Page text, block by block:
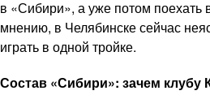
в «Сибири», а уже потом поехать
мнению, в Челябинске сейчас
играть в одной тройке.
Состав «Сибири»: зачем клубу